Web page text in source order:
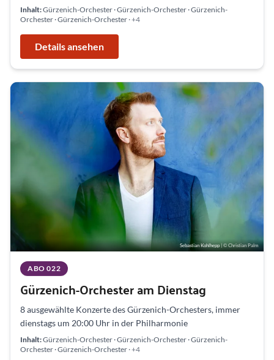
Inhalt:Gürzenich-Orchester · Gürzenich-Orchester · Gürzenich-
Orchester · Gürzenich-Orchester · +4
Details ansehen
Sebastian Kohlhepp| © Christian Palm
ABO 022
Gürzenich-Orchester am Dienstag
8 ausgewählte Konzerte des Gürzenich-Orchesters, immer
dienstags um 20:00 Uhr in der Philharmonie
Inhalt:Gürzenich-Orchester · Gürzenich-Orchester · Gürzenich-
Orchester · Gürzenich-Orchester · +4